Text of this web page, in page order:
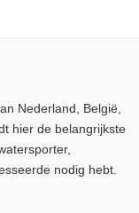
Nederland, België,
hier de belangrijkste
nodig hebt.